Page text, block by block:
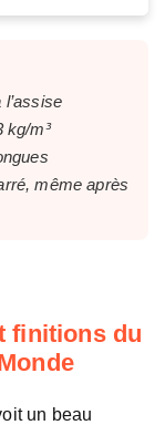
kg/m³
même après
finitions du
un beau